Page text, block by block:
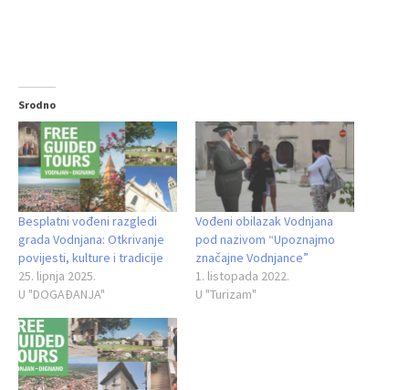
Srodno
Besplatni vođeni razgledi
grada Vodnjana: Otkrivanje
povijesti, kulture i tradicije
25. lipnja 2025.
U "DOGAĐANJA"
Vođeni obilazak Vodnjana
pod nazivom “Upoznajmo
značajne Vodnjance”
1. listopada 2022.
U "Turizam"